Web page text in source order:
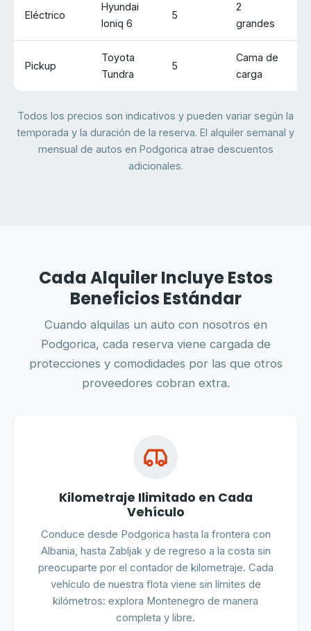
Eléctrico
Hyundai
Ioniq 6
5
2
grandes
Pickup
Toyota
Tundra
5
Cama de
carga
Todos los precios son indicativos y pueden variar según la
temporada y la duración de la reserva. El alquiler semanal y
mensual de autos en Podgorica atrae descuentos
adicionales.
Cada Alquiler Incluye Estos
Beneficios Estándar
Cuando alquilas un auto con nosotros en
Podgorica, cada reserva viene cargada de
protecciones y comodidades por las que otros
proveedores cobran extra.
Kilometraje Ilimitado en Cada
Vehículo
Conduce desde Podgorica hasta la frontera con
Albania, hasta Zabljak y de regreso a la costa sin
preocuparte por el contador de kilometraje. Cada
vehículo de nuestra flota viene sin límites de
kilómetros: explora Montenegro de manera
completa y libre.